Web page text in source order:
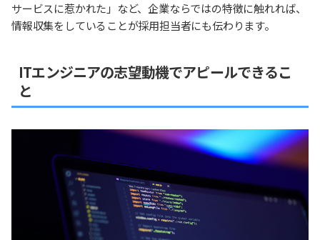
サービスに惹かれた」など、企業ならではの特徴に触れれば、
情報収集をしていることが採用担当者にも伝わります。
ITエンジニアの志望動機でアピールできるこ
と